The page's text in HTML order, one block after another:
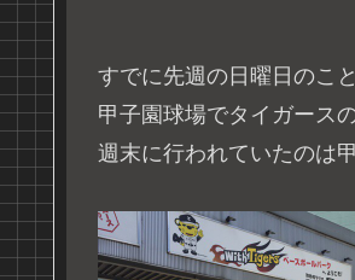
すでに先週の日曜日のこ
甲子園球場でタイガース
週末に行われていたのは